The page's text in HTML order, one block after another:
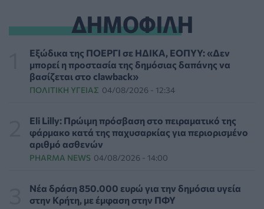
Πανευρωπαϊκή έρευνα: Το 64% των Ελλήνων
εργαζόμενων θα άλλαζε δουλειά για χάρη του
κατοικιδίου του
06/08/2026 - 20:49
Επιδημία χολέρας με 239 κρούσματα και 13 νεκρούς
ΕΠΙΚΑΙΡΌΤΗΤΑ 06/08/2026 - 20:22
Πρωτοποριακή ενδομήτρια επέμβαση σε νοσοκομείο
των ΗΠΑ έσωσε έμβρυο με σπάνια πάθηση
ΗΠΑ: Επιτροπή της Γερουσίας προτείνει άσκηση
ΔΗΜΟΦΙΛΗ
Εξώδικα της ΠΟΕΡΓΙ σε ΗΔΙΚΑ, ΕΟΠΥΥ: «Δεν
μπορεί η προστασία της δημόσιας δαπάνης να
βασίζεται στο clawback»
ΠΟΛΙΤΙΚΉ ΥΓΕΊΑΣ 04/08/2026 - 12:34
Eli Lilly: Πρώιμη πρόσβαση στο πειραματικό της
φάρμακο κατά της παχυσαρκίας για περιορισμένο
αριθμό ασθενών
PHARMA NEWS 04/08/2026 - 14:00
Νέα δράση 850.000 ευρώ για την δημόσια υγεία
στην Κρήτη, με έμφαση στην ΠΦΥ